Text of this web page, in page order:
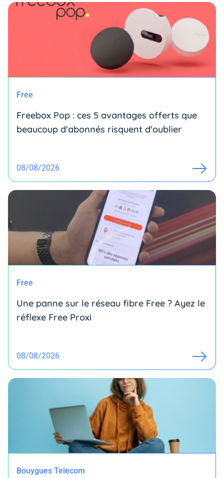
Free
Freebox Pop : ces 5 avantages offerts que
beaucoup d'abonnés risquent d'oublier
08/08/2026
Free
Une panne sur le réseau fibre Free ? Ayez le
réflexe Free Proxi
08/08/2026
Bouygues Telecom